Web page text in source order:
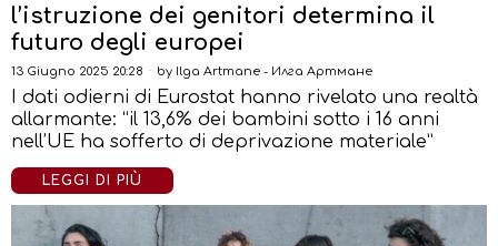
l’istruzione dei genitori determina il
futuro degli europei
13 Giugno 2025 20:28 by Ilga Artmane - Илга Артмане
I dati odierni di Eurostat hanno rivelato una realtà
allarmante: “il 13,6% dei bambini sotto i 16 anni
nell’UE ha sofferto di deprivazione materiale”
LEGGI DI PIÙ